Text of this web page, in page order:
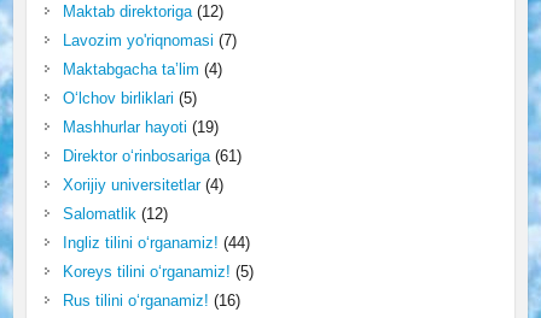
Maktab direktoriga(12)
Lavozim yo'riqnomasi (7)
Maktabgacha ta’lim (4)
O‘lchov birliklari (5)
Mashhurlar hayoti (19)
Direktor o‘rinbosariga(61)
Xorijiy universitetlar(4)
Salomatlik (12)
Ingliz tilini o‘rganamiz! (44)
Koreys tilini o‘rganamiz! (5)
Rus tilini o‘rganamiz! (16)